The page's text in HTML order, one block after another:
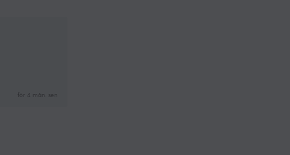
för 4 mån. sen